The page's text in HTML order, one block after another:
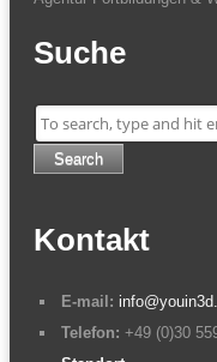
Suche
Search
Kontakt
E-mail:
Telefon: +49 (0)30